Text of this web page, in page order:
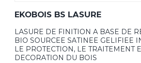
EKOBOIS BS LASURE
LASURE DE FINITION A BASE DE
BIO SOURCEE SATINEE GELIFIEE
LE PROTECTION, LE TRAITEMENT
DECORATION DU BOIS